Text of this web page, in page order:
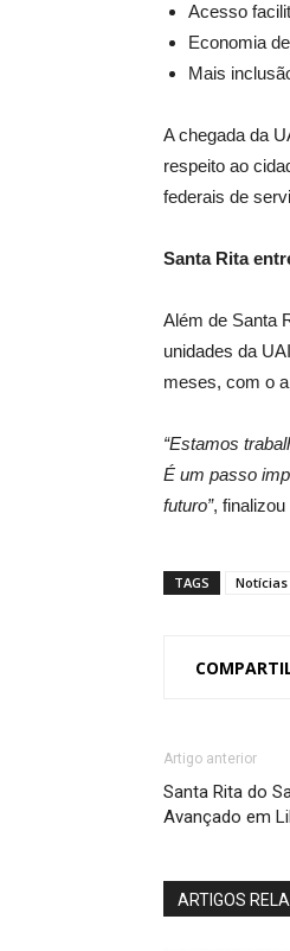
Acesso
Economia
Mais
A chegada da
respeito ao
federais de
Santa Rita
Além de Santa
unidades da
meses, com o
“Estamos
É um passo
futuro”,
TAGS Notícias
Artigo anterior
Santa Rita do
Avançado em
ARTIGOS